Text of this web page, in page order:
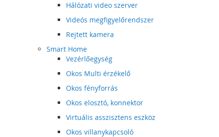
Hálózati video szerver
Videós megfigyelőrendszer
Rejtett kamera
Smart Home
Vezérlőegység
Okos Multi érzékelő
Okos fényforrás
Okos elosztó, konnektor
Virtuális asszisztens eszköz
Okos villanykapcsoló